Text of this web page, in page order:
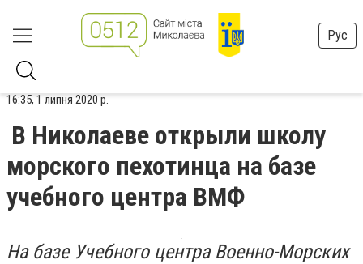
Рус
16:35, 1 липня 2020 р.
В Николаеве открыли школу
морского пехотинца на базе
учебного центра ВМФ
На базе Учебного центра Военно-Морских